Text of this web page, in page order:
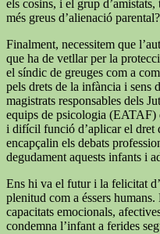
els cosins, i el grup
més greus d’alienació parental?
Finalment, necessitem que
que ha de vetllar per la
el síndic de greuges com a
pels drets de la infància i sens
magistrats responsables dels
equips de psicologia (EATAF)
i difícil funció d’aplicar el dret
encapçalin els debats
degudament aquests infants i
Ens hi va el futur i la felicitat
plenitud com a éssers
capacitats emocionals,
condemna l’infant a ferides